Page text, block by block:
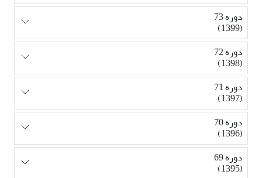
دوره 73
(1399)
دوره 72
(1398)
دوره 71
(1397)
دوره 70
(1396)
دوره 69
(1395)